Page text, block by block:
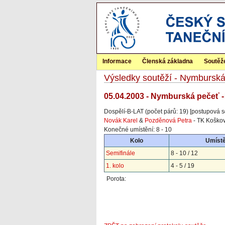
Informace Členská základna
Výsledky soutěží -
05.04.2003 - Nymburská pečeť
Dospělí-B-LAT (počet párů: 19) [postupová
Novák Karel & Pozděnová Petra - TK
Konečné umístění: 8 - 10
Kolo
Semifinále
8 - 10 / 12
1. kolo
4 - 5 / 19
Porota: